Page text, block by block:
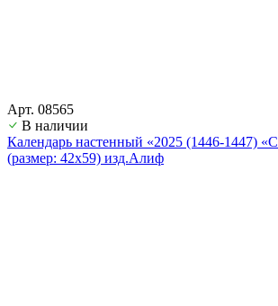
Арт. 08565
В наличии
Календарь настенный «2025 (1446-1447)
(размер: 42х59) изд.Алиф